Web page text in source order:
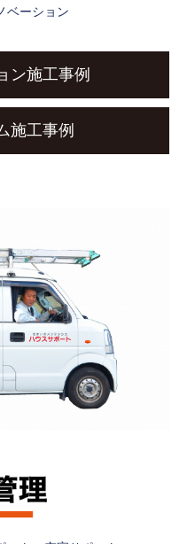
ベーション
ン施工事例
施工事例